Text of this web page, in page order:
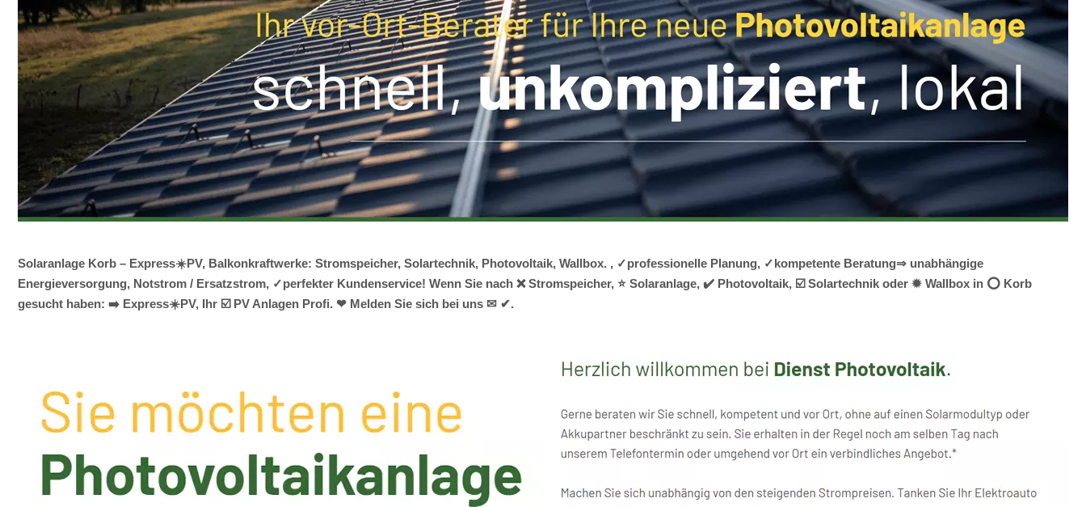
Solaranlage Korb – Express☀️PV, Balkonkraftwerke: Stromspeicher, Solartechnik, Photovoltaik, Wallbox. , ✓professionelle Planung, ✓kompetente Beratung⇒ unabhängige
Energieversorgung, Notstrom / Ersatzstrom, ✓perfekter Kundenservice! Wenn Sie nach ❌ Stromspeicher, ⭐ Solaranlage, ✔️ Photovoltaik, ☑️ Solartechnik oder ✹ Wallbox in ⭕ Korb
gesucht haben: ➡️ Express☀️PV️, Ihr ☑️ PV Anlagen Profi. ❤ Melden Sie sich bei uns ✉ ✔.